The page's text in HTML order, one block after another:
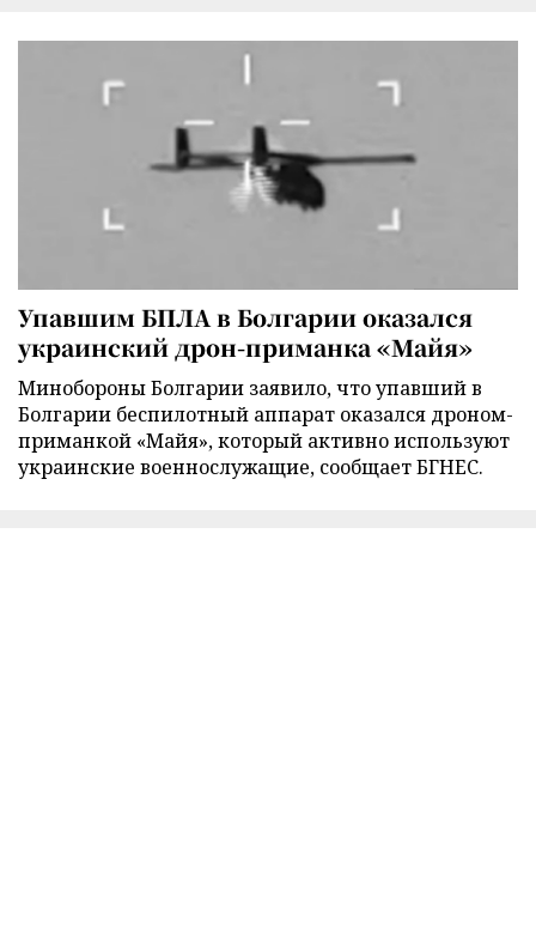
Упавшим БПЛА в Болгарии оказался
украинский дрон-приманка «Майя»
Минобороны Болгарии заявило, что упавший в
Болгарии беспилотный аппарат оказался дроном-
приманкой «Майя», который активно используют
украинские военнослужащие, сообщает БГНЕС.